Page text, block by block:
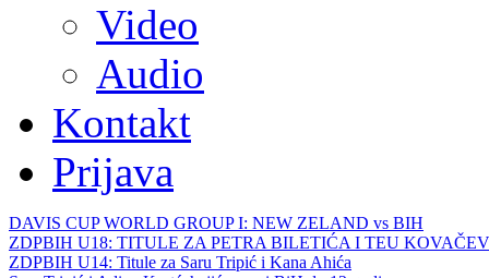
Video
Audio
Kontakt
Prijava
DAVIS CUP WORLD GROUP I: NEW ZELAND vs BIH
ZDPBIH U18: TITULE ZA PETRA BILETIĆA I TEU
ZDPBIH U14: Titule za Saru Tripić i Kana Ahića